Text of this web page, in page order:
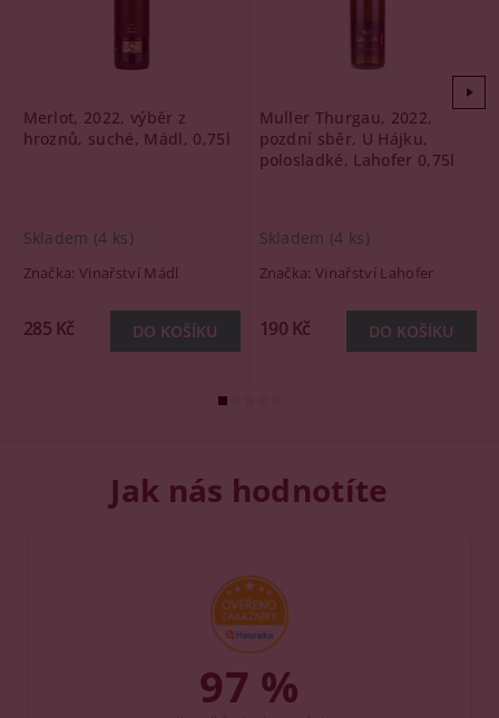
Merlot, 2022, výběr z
hroznů, suché, Mádl, 0,75l
Skladem (4 ks)
Značka:Vinařství Mádl
285 Kč
Muller Thurgau, 2022,
pozdní sběr, U Hájku,
polosladké, Lahofer 0,75l
Skladem (4 ks)
Značka:Vinařství Lahofer
190 Kč
Jak nás hodnotíte
97 %